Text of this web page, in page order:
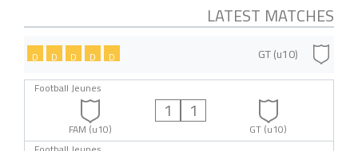
LATEST MATCHES
GT (u10)
D
D
D
D
D
Football Jeunes
FAM (u10)
1 1
GT (u10)